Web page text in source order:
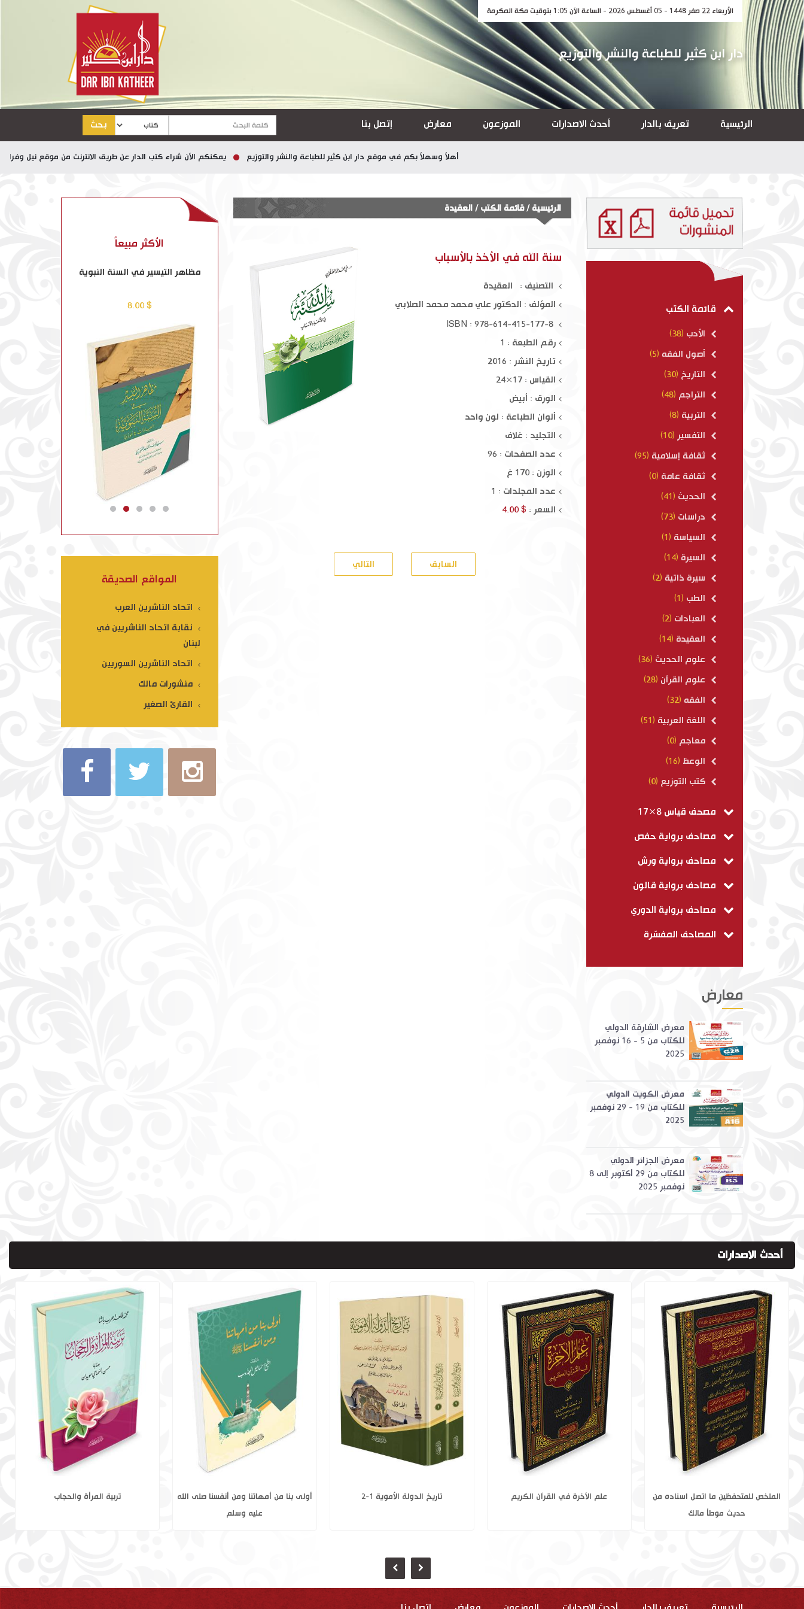
الأربعاء 22 صفر 1448 - 05 أغسطس 2026 - الساعة الآن 1:05 بتوقيت مكة المكرمة
دار ابن كثير للطباعة والنشر والتوزيع
بحث الرئيسية تعريف بالدار أحدث الاصدارات الموزعون معارض إتصل بنا
أهلاً وسهلاً بكم في موقع دار ابن كثير للطباعة والنشر والتوزيع يمكنكم الآن شراء كتب الدار عن طريق الانترنت من موقع نيل وفرات
الرئيسية /قائمة الكتب/ العقيدة
سنة الله في الأخذ بالأسباب
التصنيف : العقيدة
المؤلف : الدكتور علي محمد محمد الصلابي
رقم الطبعة : 1
تاريخ النشر : 2016
القياس : 17×24
الورق : أبيض
ألوان الطباعة : لون واحد
التجليد : غلاف
عدد الصفحات : 96
الوزن : 170 غ
عدد المجلدات : 1
السعر : $ 4.00
التالي السابق
الأكثر مبيعاً
مظاهر التيسير في السنة النبوية
$ 8.00
حجة الله البالغة 1-2
$ 33.00 $ 18.00
1-10
المواقع الصديقة
اتحاد الناشرين العرب
نقابة اتحاد الناشريين في
لبنان
اتحاد الناشرين السوريين
منشورات مالك
القارئ الصغير
قائمة الكتب
الأدب (38)
أصول الفقه (5)
التاريخ (30)
التراجم (48)
التربية (8)
التفسير (10)
ثقافة إسلامية (95)
ثقافة عامة (0)
الحديث (41)
دراسات (73)
السياسة (1)
السيرة (14)
سيرة ذاتية (2)
الطب (1)
العبادات (2)
العقيدة (14)
علوم الحديث (36)
علوم القرآن (28)
الفقه (32)
اللغة العربية (51)
معاجم (0)
الوعظ (16)
كتب التوزيع (0)
مصحف قياس 8×17
مصاحف برواية حفص
مصاحف برواية ورش
مصاحف برواية قالون
مصاحف برواية الدوري
المصاحف المفسّرة
معارض
معرض الشارقة الدولي
للكتاب من 5 - 16 نوفمبر
2025
معرض الكويت الدولي
للكتاب من 19 - 29 نوفمبر
2025
معرض الجزائر الدولي
للكتاب من 29 أكتوبر إلى 8
نوفمبر 2025
أحدث الاصدارات
أولى بنا من أمهاتنا ومن أنفسنا صلى الله
تاريخ الدولة الأموية 1-2 علم الآخرة في القرآن الكريم
الملخص للمتحفظين ما اتصل اسناده من
خارطة النظر الفقهي تأصيلاً وتنزيلاً 1-4